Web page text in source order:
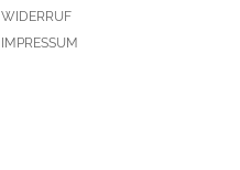
WIDERRUF
IMPRESSUM